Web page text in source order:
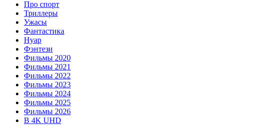
Про спорт
Триллеры
Ужасы
Фантастика
Нуар
Фэнтези
Фильмы 2020
Фильмы 2021
Фильмы 2022
Фильмы 2023
Фильмы 2024
Фильмы 2025
Фильмы 2026
В 4K UHD